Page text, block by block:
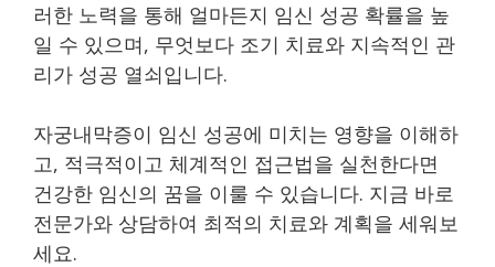
러한 노력을 통해 얼마든지 임신 성공 확률을 높
일 수 있으며, 무엇보다 조기 치료와 지속적인 관
리가 성공 열쇠입니다.
자궁내막증이 임신 성공에 미치는 영향을 이해하
고, 적극적이고 체계적인 접근법을 실천한다면
건강한 임신의 꿈을 이룰 수 있습니다. 지금 바로
전문가와 상담하여 최적의 치료와 계획을 세워보
세요.